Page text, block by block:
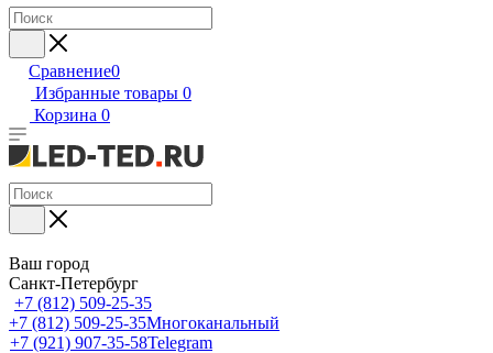
Сравнение0
Избранные товары 0
Корзина 0
Ваш город
Санкт-Петербург
+7 (812) 509-25-35
+7 (812) 509-25-35Многоканальный
+7 (921) 907-35-58Telegram